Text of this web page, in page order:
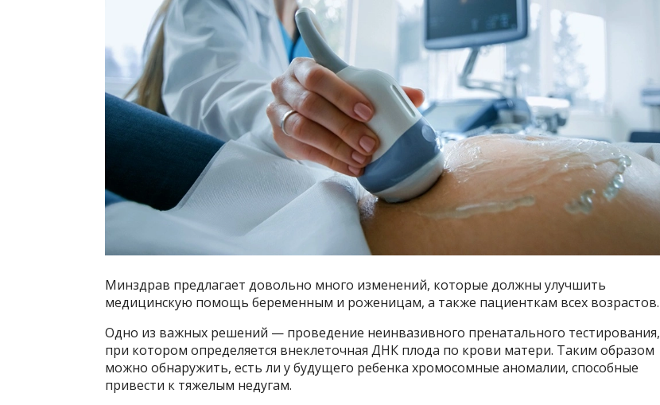
Минздрав предлагает довольно много изменений, которые должны улучшить
медицинскую помощь беременным и роженицам, а также пациенткам всех возрастов.
Одно из важных решений — проведение неинвазивного пренатального тестирования,
при котором определяется внеклеточная ДНК плода по крови матери. Таким образом
можно обнаружить, есть ли у будущего ребенка хромосомные аномалии, способные
привести к тяжелым недугам.